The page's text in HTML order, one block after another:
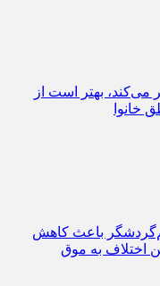
می‌کند، بهتر است از
خانوا
باعث کاهش
اختلاف به موق